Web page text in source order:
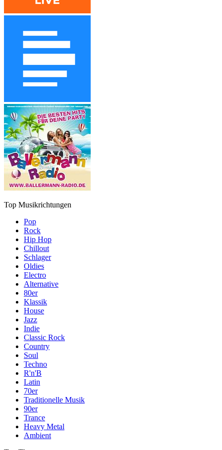
Top Musikrichtungen
Pop
Rock
Hip Hop
Chillout
Schlager
Oldies
Electro
Alternative
80er
Klassik
House
Jazz
Indie
Classic Rock
Country
Soul
Techno
R'n'B
Latin
70er
Traditionelle Musik
90er
Trance
Heavy Metal
Ambient